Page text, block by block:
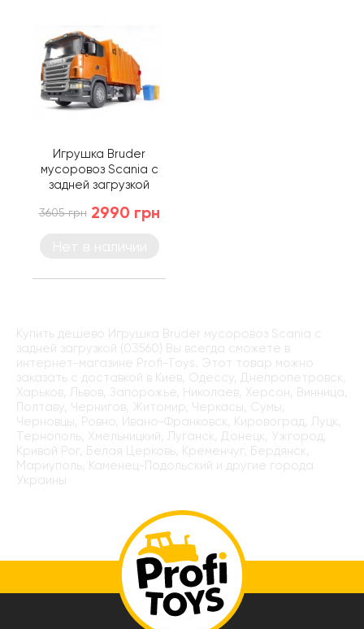
Игрушка Bruder
мусоровоз Scania с
задней загрузкой
3605 грн 2990 грн
Купить дёшево Игрушка Bruder мусоровоз Scania с
задней загрузкой (03560) Вы всегда сможете в
интернет-магазине Profi-Toys. Этот товар можно
заказать с доставкой в Киев, Одессу, Днепропетровск,
Харьков, Львов, Запорожье, Николаев, Херсон, Винница,
Полтаву, Чернигов, Житомир, Черкасы, Сумы,
Черновцы, Ровно, Ивано-Франковск, Кировоград, Луцк,
Тернополь, Хмельницкий, Луганск, Донецк, Ужгород,
Кривой Рог, Белая Церковь, Кременчуг, Бердянск,
Мариуполь, Каменец-Подольский и другие города
Украины